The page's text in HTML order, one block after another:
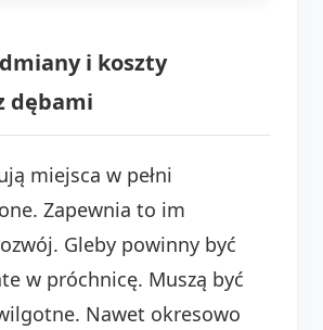
i koszty
dębami
miejsca w pełni
Zapewnia to im
Gleby powinny być
w próchnicę. Muszą być
Nawet okresowo